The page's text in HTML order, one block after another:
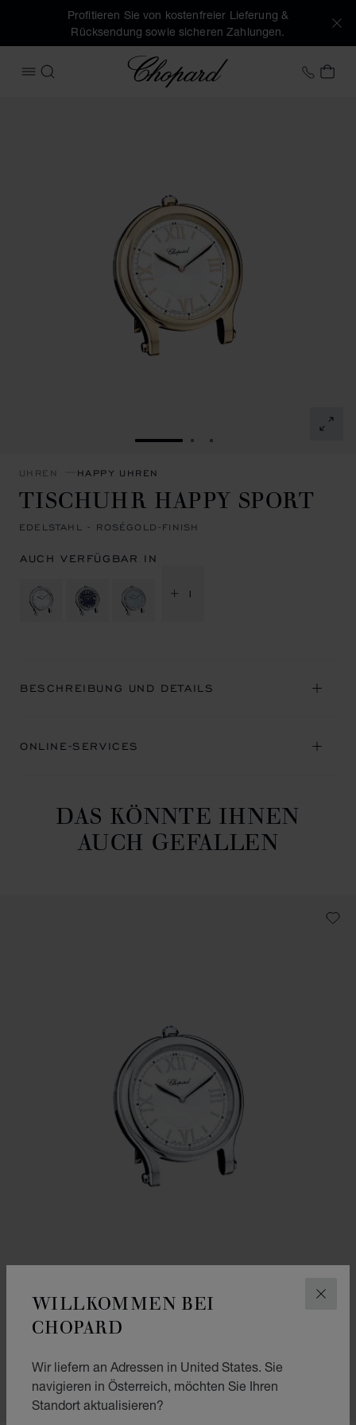
WILLKOMMEN BEI
CHOPARD
Wir liefern an Adressen in United States. Sie
navigieren in Österreich, möchten Sie Ihren
Standort aktualisieren?
Profitieren Sie von kostenfreier Lieferung &
Rücksendung sowie sicheren Zahlungen.
MENÜ ÖFFNEN
SUCHEN
Chopard +43
ZUR FOLIE GEHEN 1
ZUR FOLIE GEHEN 2
ZUR FOLIE GEHEN 3
UHREN HAPPY UHREN
TISCHUHR HAPPY SPORT
EDELSTAHL - ROSÉGOLD-FINISH
AUCH VERFÜGBAR IN
+ 1
BESCHREIBUNG UND DETAILS
ONLINE-SERVICES
DAS KÖNNTE IHNEN
AUCH GEFALLEN
TISCHUHR HAPPY SPORT
€ 1,190
KAUFEN